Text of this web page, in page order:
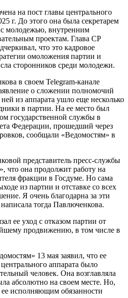
на пост главы центрального
г. До этого она была секретарем
молодежью, внутренним
проектам. Глава СР
что это кадровое
омоложения партии и
сторонников среди молодежи.
в своем Telegram-канале
о сложении полномочий
из аппарата ушло еще несколько
в партии. На ее место был
государственной службы в
Федерации, прошедший через
сообщали «Ведомостям» в
представитель пресс-службы
что она продолжит работу на
фракции в Госдуме. Но сама
из партии и отставке со всех
Я очень благодарна за эти
тогда Павлюченкова.
ее уход с отказом партии от
продвижению, в том числе в
13 мая заявил, что ее
аппарата было
человек. Она возглавляла
абсолютно на своем месте. Но,
ее исполняющим обязанности